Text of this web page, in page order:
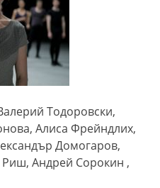
Тодоровски,
Алиса Фрейндлих,
Домогаров,
Андрей Сорокин ,